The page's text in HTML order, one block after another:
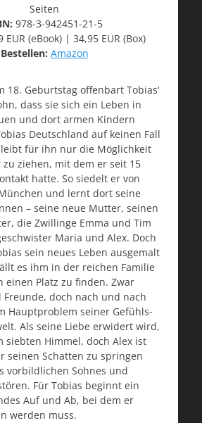
Seiten
978-3-942451-21-5
EUR (eBook) | 34,95 EUR (Box)
Bestellen: Amazon
18. Geburtstag offenbart Tobias‘
dass sie sich ein Leben in
und dort armen Kindern
Deutschland auf keinen Fall
für ihn nur die Möglichkeit
zu ziehen, mit dem er seit 15
hatte. So siedelt er von
und lernt dort seine
– seine neue Mutter, seinen
die Zwillinge Emma und Tim
Maria und Alex. Doch
sein neues Leben ausgemalt
es ihm in der reichen Familie
einen Platz zu finden. Zwar
doch nach und nach
Hauptproblem seiner Gefühls-
Als seine Liebe erwidert wird,
siebten Himmel, doch Alex ist
seinen Schatten zu springen
vorbildlichen Sohnes und
Für Tobias beginnt ein
Auf und Ab, bei dem er
werden muss.